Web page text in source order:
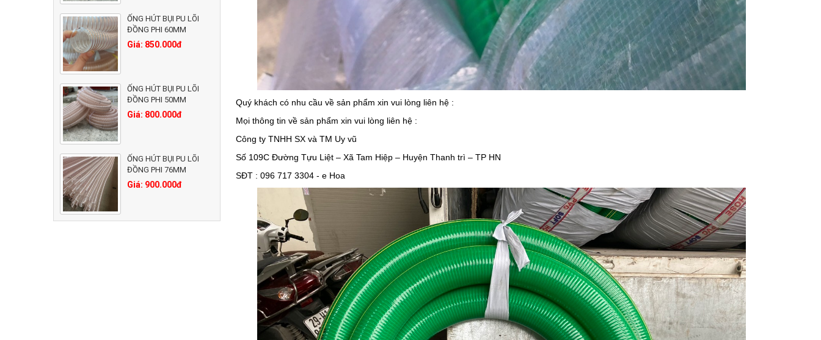
ỐNG HÚT BỤI PU LÕI
ĐỒNG PHI 60MM
Giá: 850.000đ
ỐNG HÚT BỤI PU LÕI
ĐỒNG PHI 50MM
Giá: 800.000đ
ỐNG HÚT BỤI PU LÕI
ĐỒNG PHI 76MM
Giá: 900.000đ
Quý khách có nhu cầu về sản phẩm xin vui lòng liên hệ :
Mọi thông tin về sản phẩm xin vui lòng liên hệ :
Công ty TNHH SX và TM Uy vũ
Số 109C Đường Tựu Liệt – Xã Tam Hiệp – Huyện Thanh trì – TP HN
SĐT : 096 717 3304 - e Hoa